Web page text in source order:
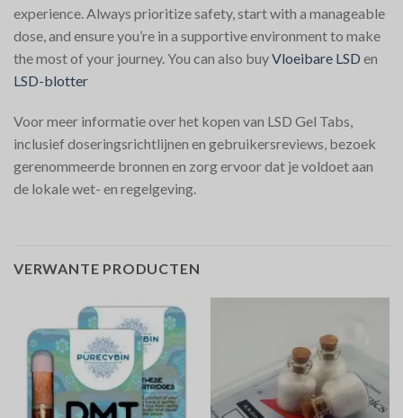
experience. Always prioritize safety, start with a manageable
dose, and ensure you’re in a supportive environment to make
the most of your journey. You can also buyVloeibare LSD en
LSD-blotter
Voor meer informatie over het kopen van LSD Gel Tabs,
inclusief doseringsrichtlijnen en gebruikersreviews, bezoek
gerenommeerde bronnen en zorg ervoor dat je voldoet aan
de lokale wet- en regelgeving.
VERWANTE PRODUCTEN